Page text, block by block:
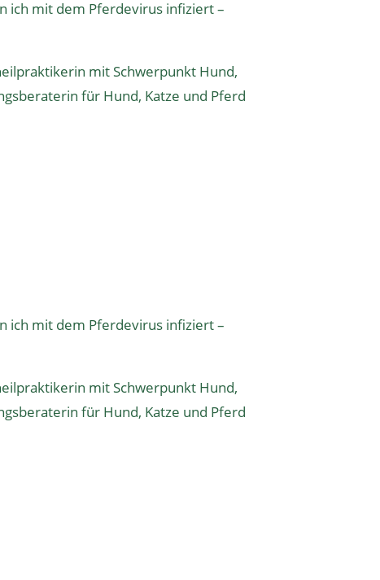
ich mit dem Pferdevirus infiziert –
mit Schwerpunkt Hund,
für Hund, Katze und Pferd
ich mit dem Pferdevirus infiziert –
mit Schwerpunkt Hund,
für Hund, Katze und Pferd